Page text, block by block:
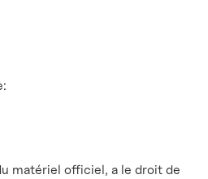
matériel officiel, a le droit de